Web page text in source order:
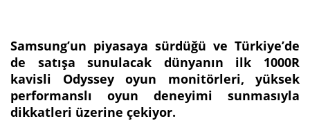
Samsung’un piyasaya sürdüğü ve Türkiye’de
de satışa sunulacak dünyanın ilk 1000R
kavisli Odyssey oyun monitörleri, yüksek
performanslı oyun deneyimi sunmasıyla
dikkatleri üzerine çekiyor.